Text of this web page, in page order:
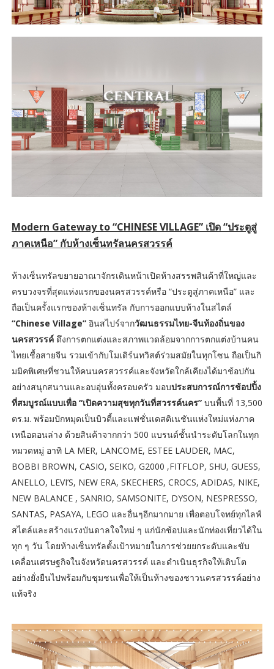
Modern Gateway to “CHINESE VILLAGE” เปิด “ประตูสู่
ภาคเหนือ” กับห้างเซ็นทรัลนครสวรรค์
ห้างเซ็นทรัลขยายอาณาจักรเดินหน้าเปิดห้างสรรพสินค้าที่ใหญ่และ
ครบวงจรที่สุดแห่งแรกของนครสวรรค์หรือ “ประตูสู่ภาคเหนือ” และ
ถือเป็นครั้งแรกของห้างเซ็นทรัล กับการออกแบบห้างในสไตล์
“Chinese Village”อินสไปร์จากวัฒนธรรมไทย-จีนท้องถิ่นของ
นครสวรรค์ดึงการตกแต่งและสภาพแวดล้อมจากการตกแต่งบ้านคน
ไทยเชื้อสายจีน รวมเข้ากับโมเดิร์นทวิสต์ร่วมสมัยในทุกโซน ถือเป็นกิ
มมิคพิเศษที่ชวนให้คนนครสวรรค์และจังหวัดใกล้เคียงได้มาช้อปกัน
อย่างสนุกสนานและอบอุ่นทั้งครอบครัว มอบประสบการณ์การช้อปปิ้ง
ที่สมบูรณ์แบบเพื่อ “เปิดความสุขทุกวันที่สวรรค์นคร”บนพื้นที่ 13,500
ตร.ม. พร้อมปักหมุดเป็นบิวตี้และแฟชั่นเดสติเนชันแห่งใหม่แห่งภาค
เหนือตอนล่าง ด้วยสินค้าจากกว่า 500 แบรนด์ชั้นนำระดับโลกในทุก
หมวดหมู่ อาทิ LA MER, LANCOME, ESTEE LAUDER, MAC,
BOBBI BROWN, CASIO, SEIKO, G2000 ,FITFLOP, SHU, GUESS,
ANELLO, LEVI’S, NEW ERA, SKECHERS, CROCS, ADIDAS, NIKE,
NEW BALANCE , SANRIO, SAMSONITE, DYSON, NESPRESSO,
SANTAS, PASAYA, LEGO และอื่นๆอีกมากมาย เพื่อตอบโจทย์ทุกไลฟ์
สไตล์และสร้างแรงบันดาลใจใหม่ ๆ แก่นักช้อปและนักท่องเที่ยวได้ใน
ทุก ๆ วัน โดยห้างเซ็นทรัลตั้งเป้าหมายในการช่วยยกระดับและขับ
เคลื่อนเศรษฐกิจในจังหวัดนครสวรรค์ และดำเนินธุรกิจให้เติบโต
อย่างยั่งยืนไปพร้อมกับชุมชนเพื่อให้เป็นห้างของชาวนครสวรรค์อย่าง
แท้จริง